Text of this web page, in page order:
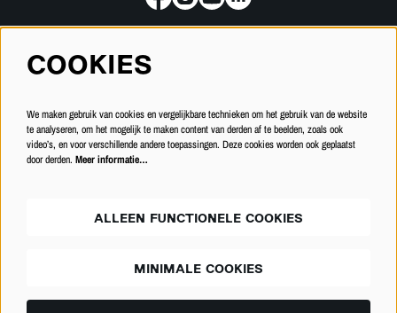
Meld je aan voor de nieuwsbrief
INSCHRIJVEN
© Schouwburg Kortrijk
COOKIES
We maken gebruik van cookies en vergelijkbare technieken om het gebruik van de website
te analyseren, om het mogelijk te maken content van derden af te beelden, zoals ook
video’s, en voor verschillende andere toepassingen. Deze cookies worden ook geplaatst
door derden. Meer informatie…
ALLEEN FUNCTIONELE COOKIES
MINIMALE COOKIES